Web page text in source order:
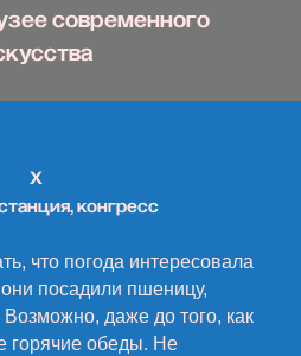
современного
X
конгресс
что погода интересовала
посадили пшеницу,
даже до того, как
горячие обеды. Не